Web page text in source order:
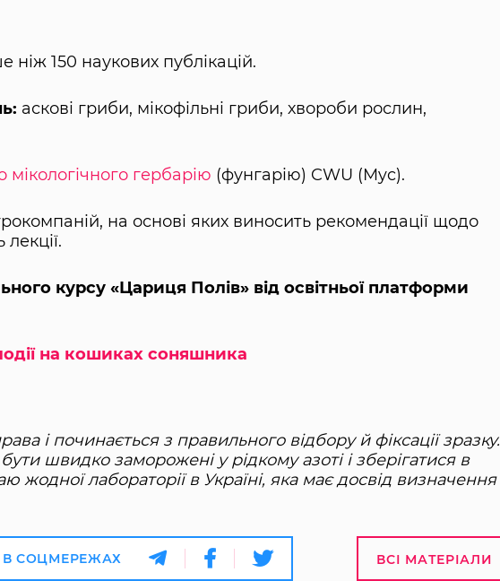
150 наукових публікацій.
аскові гриби, мікофільні гриби, хвороби рослин,
мікологічного гербарію (фунгарію) CWU (Myc).
на основі яких виносить рекомендації щодо
курсу «Цариця Полів» від освітньої платформи
на кошиках соняшника
і починається з правильного відбору й фіксації зразку.
швидко заморожені у рідкому азоті і зберігатися в
жодної лабораторії в Україні, яка має досвід визначення
В СОЦМЕРЕЖАХ ВСІ МАТЕРІАЛИ